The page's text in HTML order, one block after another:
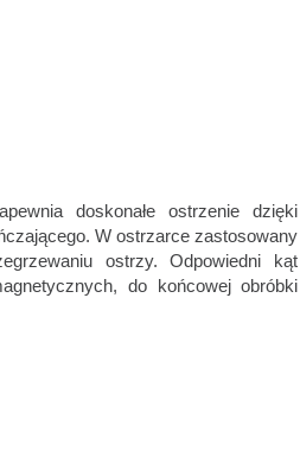
doskonałe ostrzenie dzięki
W ostrzarce zastosowany
ostrzy. Odpowiedni kąt
do końcowej obróbki